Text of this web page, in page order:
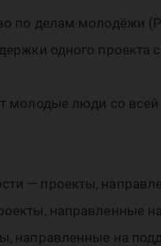
по делам молодёжи
одного проекта
молодые люди со
— проекты,
направленные
направленные на